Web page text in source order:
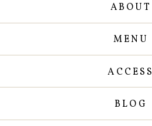
ABOUT
MENU
ACCESS
BLOG